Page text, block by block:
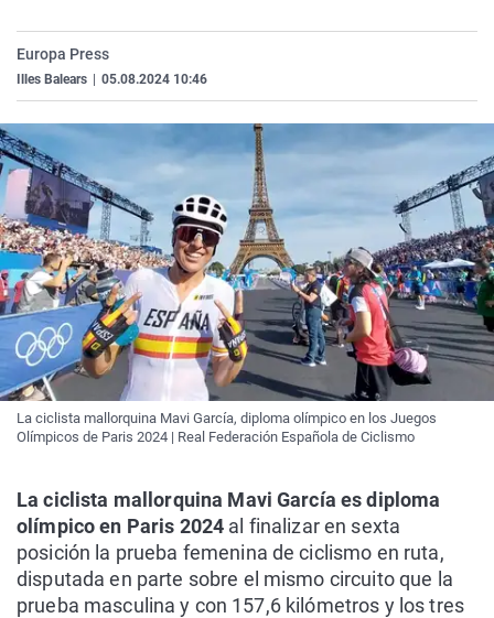
Como el perro y el
Equipo de
Operación Viuda
La Rioja
Navarra
Elecciones
Europa Press
Illes Balears 05.08.2024 10:46
La ciclista mallorquina Mavi García, diploma olímpico en los Juegos
Olímpicos de Paris 2024 | Real Federación Española de Ciclismo
La ciclista mallorquina Mavi García es diploma
olímpico en Paris 2024 al finalizar en sexta
posición la prueba femenina de ciclismo en ruta,
disputada en parte sobre el mismo circuito que la
prueba masculina y con 157,6 kilómetros y los tres